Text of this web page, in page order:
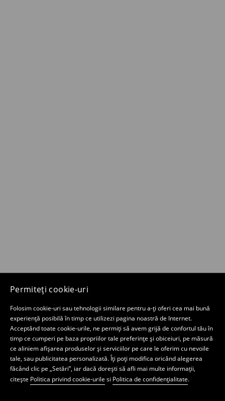
Permiteți cookie-uri
Folosim cookie-uri sau tehnologii similare pentru a-ți oferi cea mai bună
experiență posibilă în timp ce utilizezi pagina noastră de Internet.
Acceptând toate cookie-urile, ne permiți să avem grijă de confortul tău în
timp ce cumperi pe baza propriilor tale preferințe și obiceiuri, pe măsură
ce aliniem afișarea produselor și serviciilor pe care le oferim cu nevoile
tale, sau publicitatea personalizată. Îți poți modifica oricând alegerea
făcând clic pe „Setări”, iar dacă dorești să afli mai multe informații,
citește Politica privind cookie-urile si Politica de confidențialitate.